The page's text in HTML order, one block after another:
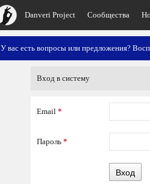
Danveri Project Сообщества
У вас есть вопросы или предложения?
Вход в систему
Email *
Пароль *
Вход